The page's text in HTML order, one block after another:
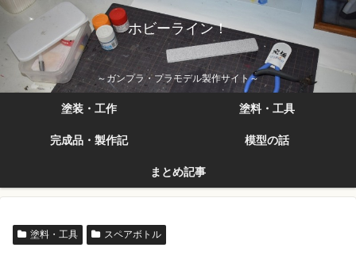
ホビーライン！
～ガンプラ・プラモデル製作サイト～
塗装・工作 塗料・工具
完成品・製作記 模型の話
まとめ記事
塗料・工具 スペアボトル